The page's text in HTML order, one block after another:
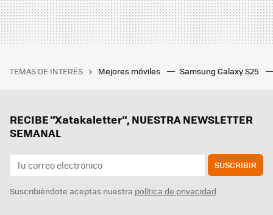
TEMAS DE INTERÉS Mejores móviles Samsung Galaxy S25
RECIBE "Xatakaletter", NUESTRA NEWSLETTER
SEMANAL
SUSCRIBIR
Suscribiéndote aceptas nuestra política de privacidad